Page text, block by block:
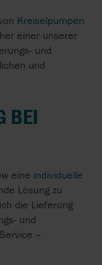
Kreiselpumpen
einer unserer
und
und
BEI
eine individuelle
Lösung zu
die Lieferung
und
–